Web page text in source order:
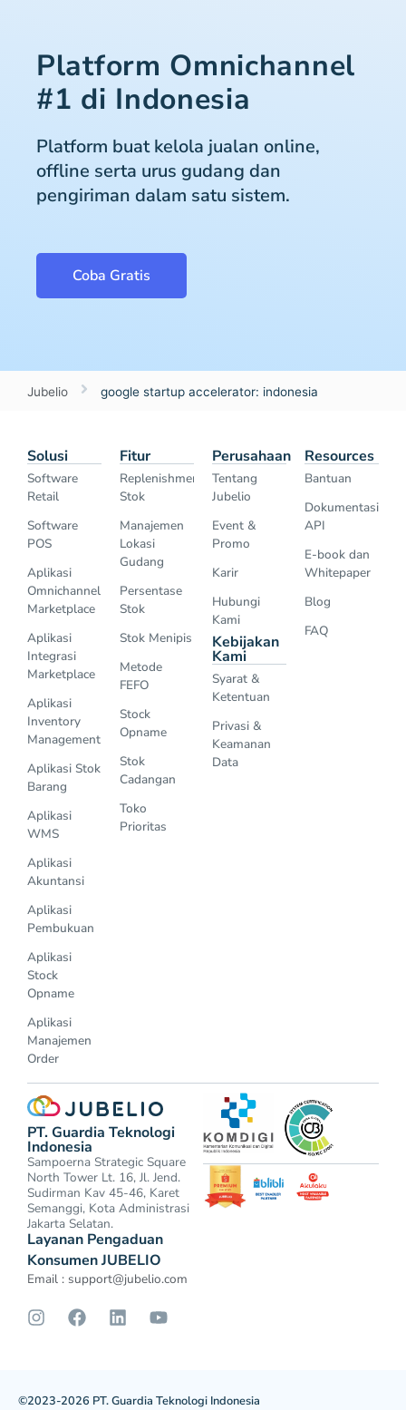
Platform Omnichannel
#1 di Indonesia
Platform buat kelola jualan online,
offline serta urus gudang dan
pengiriman dalam satu sistem.
Coba Gratis
Jubelio google startup accelerator: indonesia
Solusi
Software
Retail
Software
POS
Aplikasi
Omnichannel
Marketplace
Aplikasi
Integrasi
Marketplace
Aplikasi
Inventory
Management
Aplikasi Stok
Barang
Aplikasi
WMS
Aplikasi
Akuntansi
Aplikasi
Pembukuan
Aplikasi
Stock
Opname
Aplikasi
Manajemen
Order
Fitur
Replenishment
Stok
Manajemen
Lokasi
Gudang
Persentase
Stok
Stok Menipis
Metode
FEFO
Stock
Opname
Stok
Cadangan
Toko
Prioritas
Perusahaan
Tentang
Jubelio
Event &
Promo
Karir
Hubungi
Kami
Kebijakan
Kami
Syarat &
Ketentuan
Privasi &
Keamanan
Data
Resources
Bantuan
Dokumentasi
API
E-book dan
Whitepaper
Blog
FAQ
PT. Guardia Teknologi
Indonesia
Sampoerna Strategic Square
North Tower Lt. 16, Jl. Jend.
Sudirman Kav 45-46, Karet
Semanggi, Kota Administrasi
Jakarta Selatan.
Layanan Pengaduan
Konsumen JUBELIO
Email : support@jubelio.com
©2023-2026 PT. Guardia Teknologi Indonesia